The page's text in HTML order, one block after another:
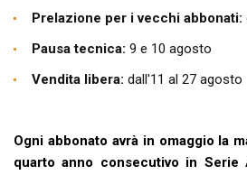
Prelazione per i vecchi abbonati:
Pausa tecnica: 9 e 10 agosto
Vendita libera: dall'11 al 27 agosto
Ogni abbonato avrà in omaggio la
quarto anno consecutivo in Serie